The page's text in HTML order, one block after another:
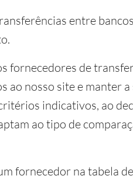
entre
fornecedores de
ao nosso site e manter
indicativos, ao
ao tipo de
fornecedor na tabela